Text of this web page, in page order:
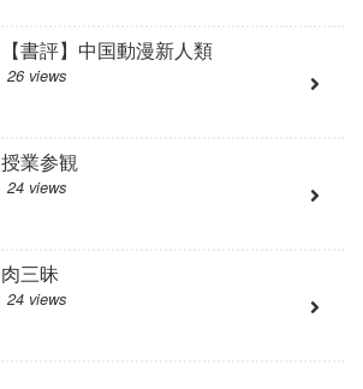
【書評】中国動漫新人類
26 views
授業参観
24 views
肉三昧
24 views